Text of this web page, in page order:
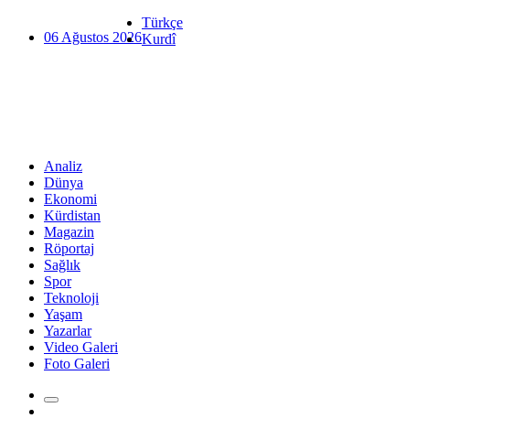
06 Ağustos 2026
Türkçe
Kurdî
Analiz
Dünya
Ekonomi
Kürdistan
Magazin
Röportaj
Sağlık
Spor
Teknoloji
Yaşam
Yazarlar
Video Galeri
Foto Galeri